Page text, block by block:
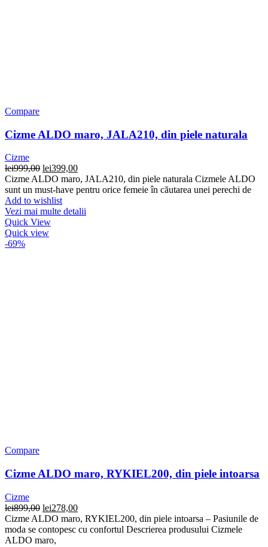
Compare
Cizme ALDO maro, JALA210, din piele naturala
Cizme
lei999,00 Prețul
inițial
a
fost:
lei999,00.
lei399,00Prețul
curent
este:
Cizme ALDO maro, JALA210, din piele naturala Cizmele ALDO
sunt un must-have pentru orice femeie în căutarea unei perechi de
Add to wishlist
Vezi mai multe detalii
Quick View
Quick view
-69%
Compare
Cizme ALDO maro, RYKIEL200, din piele intoarsa
Cizme
lei899,00 Prețul
inițial
a
fost:
lei278,00Prețul
curent
este:
Cizme ALDO maro, RYKIEL200, din piele intoarsa – Pasiunile de
moda se contopesc cu confortul Descrierea produsului Cizmele
ALDO maro,